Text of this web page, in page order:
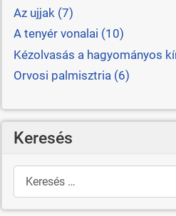
Az ujjak (7)
A tenyér vonalai (10)
Kézolvasás a hagyományos
Orvosi palmisztria (6)
Keresés
Keresés